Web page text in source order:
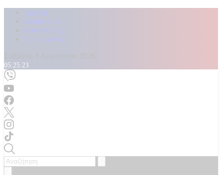
Αρχική
Kontra Live
Καταγγελίες
Επικοινωνία
05:25:25